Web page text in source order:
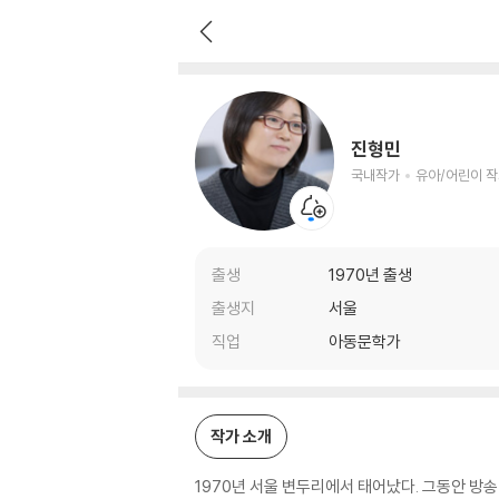
진형민
국내작가 유아/어린이
출생
1970년 출생
출생지
서울
직업
아동문학가
작가 소개
1970년 서울 변두리에서 태어났다. 그동안 방